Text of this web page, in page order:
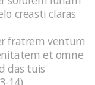
creasti claras
fratrem ventum
et omne
das tuis
14).